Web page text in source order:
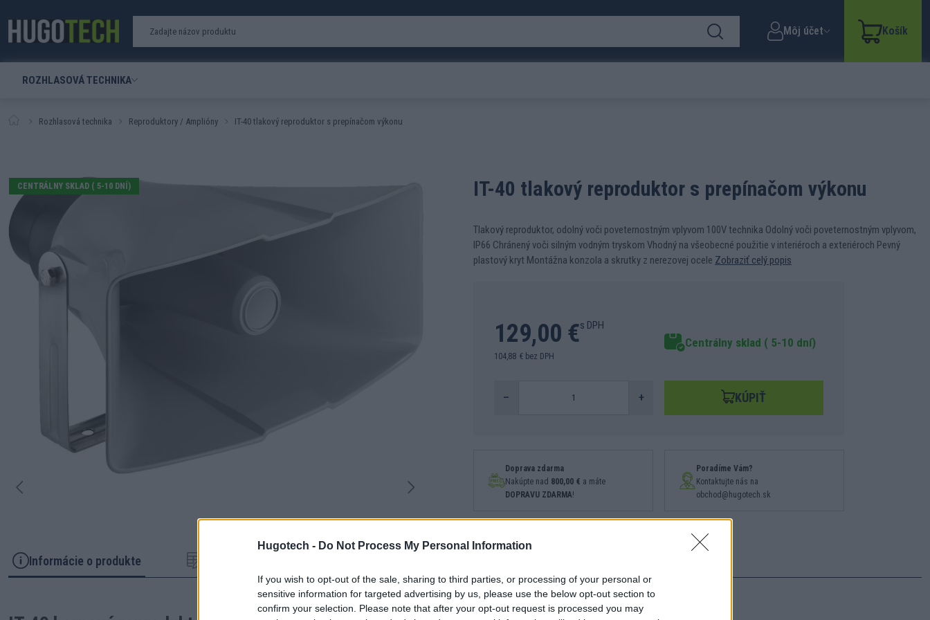
Hugotech - Do Not Process My Personal Information
If you wish to opt-out of the sale, sharing to third parties, or processing of your personal or
sensitive information for targeted advertising by us, please use the below opt-out section to
confirm your selection. Please note that after your opt-out request is processed you may
Môj účet Košík
ROZHLASOVÁ TECHNIKA
Rozhlasová technika Reproduktory / Amplióny IT-40 tlakový reproduktor s prepínačom výkonu
CENTRÁLNY SKLAD ( 5-10 DNÍ) IT-40 tlakový reproduktor s prepínačom výkonu
Tlakový reproduktor, odolný voči poveternostným vplyvom 100V technika Odolný voči poveternostným vplyvom,
IP66 Chránený voči silným vodným tryskom Vhodný na všeobecné použitie v interiéroch a exteriéroch Pevný
plastový kryt Montážna konzola a skrutky z nerezovej ocele Zobraziť celý popis
129,00 €s DPH
104,88 € bez DPH
Centrálny sklad ( 5-10 dní)
– + KÚPIŤ
Doprava zdarma
Nakúpte nad 800,00 € a máte
DOPRAVU ZDARMA!
Poradíme Vám?
Kontaktujte nás na
obchod@hugotech.sk
Informácie o produkte